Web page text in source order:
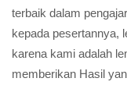
terbaik dalam
kepada pesertannya,
karena kami adalah
memberikan Hasil